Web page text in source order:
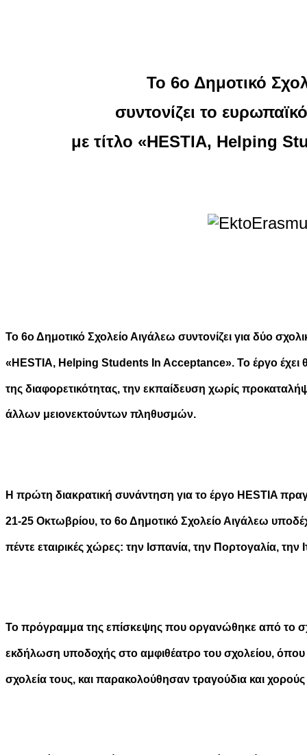
Το 6ο Δημοτικό
συντονίζει το
με τίτλο «HESTIA, Helping
Το 6ο Δημοτικό Σχολείο Αιγάλεω συντονίζει για δύο
«HESTIA, Helping Students In Acceptance». Το έργο
της διαφορετικότητας, την εκπαίδευση χωρίς
άλλων μειονεκτούντων πληθυσμών.
Η πρώτη διακρατική συνάντηση για το έργο HESTIA
21-25 Οκτωβρίου, το 6ο Δημοτικό Σχολείο Αιγάλεω
πέντε εταιρικές χώρες: την Ισπανία, την Πορτογαλία, την
Το πρόγραμμα της επίσκεψης που οργανώθηκε από το
εκδήλωση υποδοχής στο αμφιθέατρο του σχολείου, όπου
σχολεία τους, και παρακολούθησαν τραγούδια και